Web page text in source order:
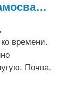
Электрический мини-самосвал на продажу предлагает простое уп...
времени.
Почва,